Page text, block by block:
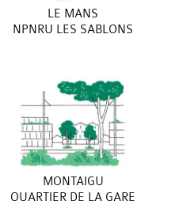
LE MANS
NPNRU LES SABLONS
MONTAIGU
QUARTIER DE LA GARE